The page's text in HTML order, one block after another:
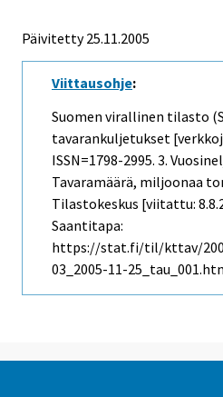
Päivitetty25.11.2005
Viittausohje:
Suomen virallinen tilasto
tavarankuljetukset
ISSN=1798-2995. 3.
Tavaramäärä, miljoonaa
Tilastokeskus [viitattu:
Saantitapa:
https://stat.fi/til/kttav/
03_2005-11-